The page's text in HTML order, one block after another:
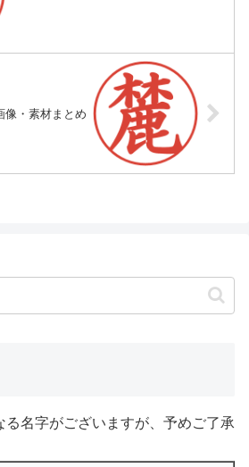
像・素材まとめ
名字がございますが、予めご了承